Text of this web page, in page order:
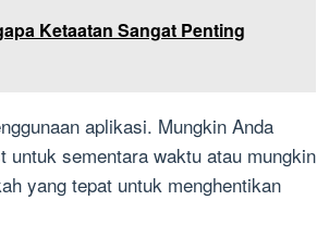
Ketaatan Sangat Penting
aplikasi. Mungkin Anda
untuk sementara waktu atau mungkin
yang tepat untuk menghentikan